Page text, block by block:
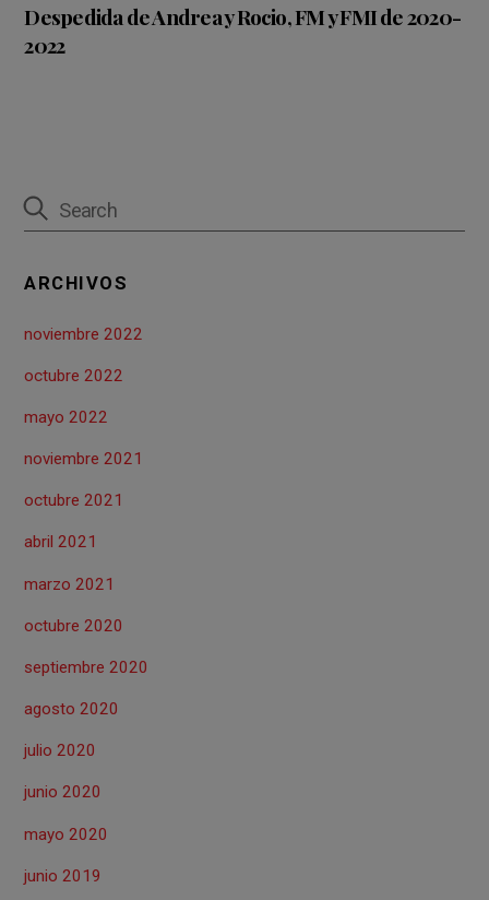
Despedida de Andrea y Rocio, FM y FMI de 2020-
2022
ARCHIVOS
noviembre 2022
octubre 2022
mayo 2022
noviembre 2021
octubre 2021
abril 2021
marzo 2021
octubre 2020
septiembre 2020
agosto 2020
julio 2020
junio 2020
mayo 2020
junio 2019